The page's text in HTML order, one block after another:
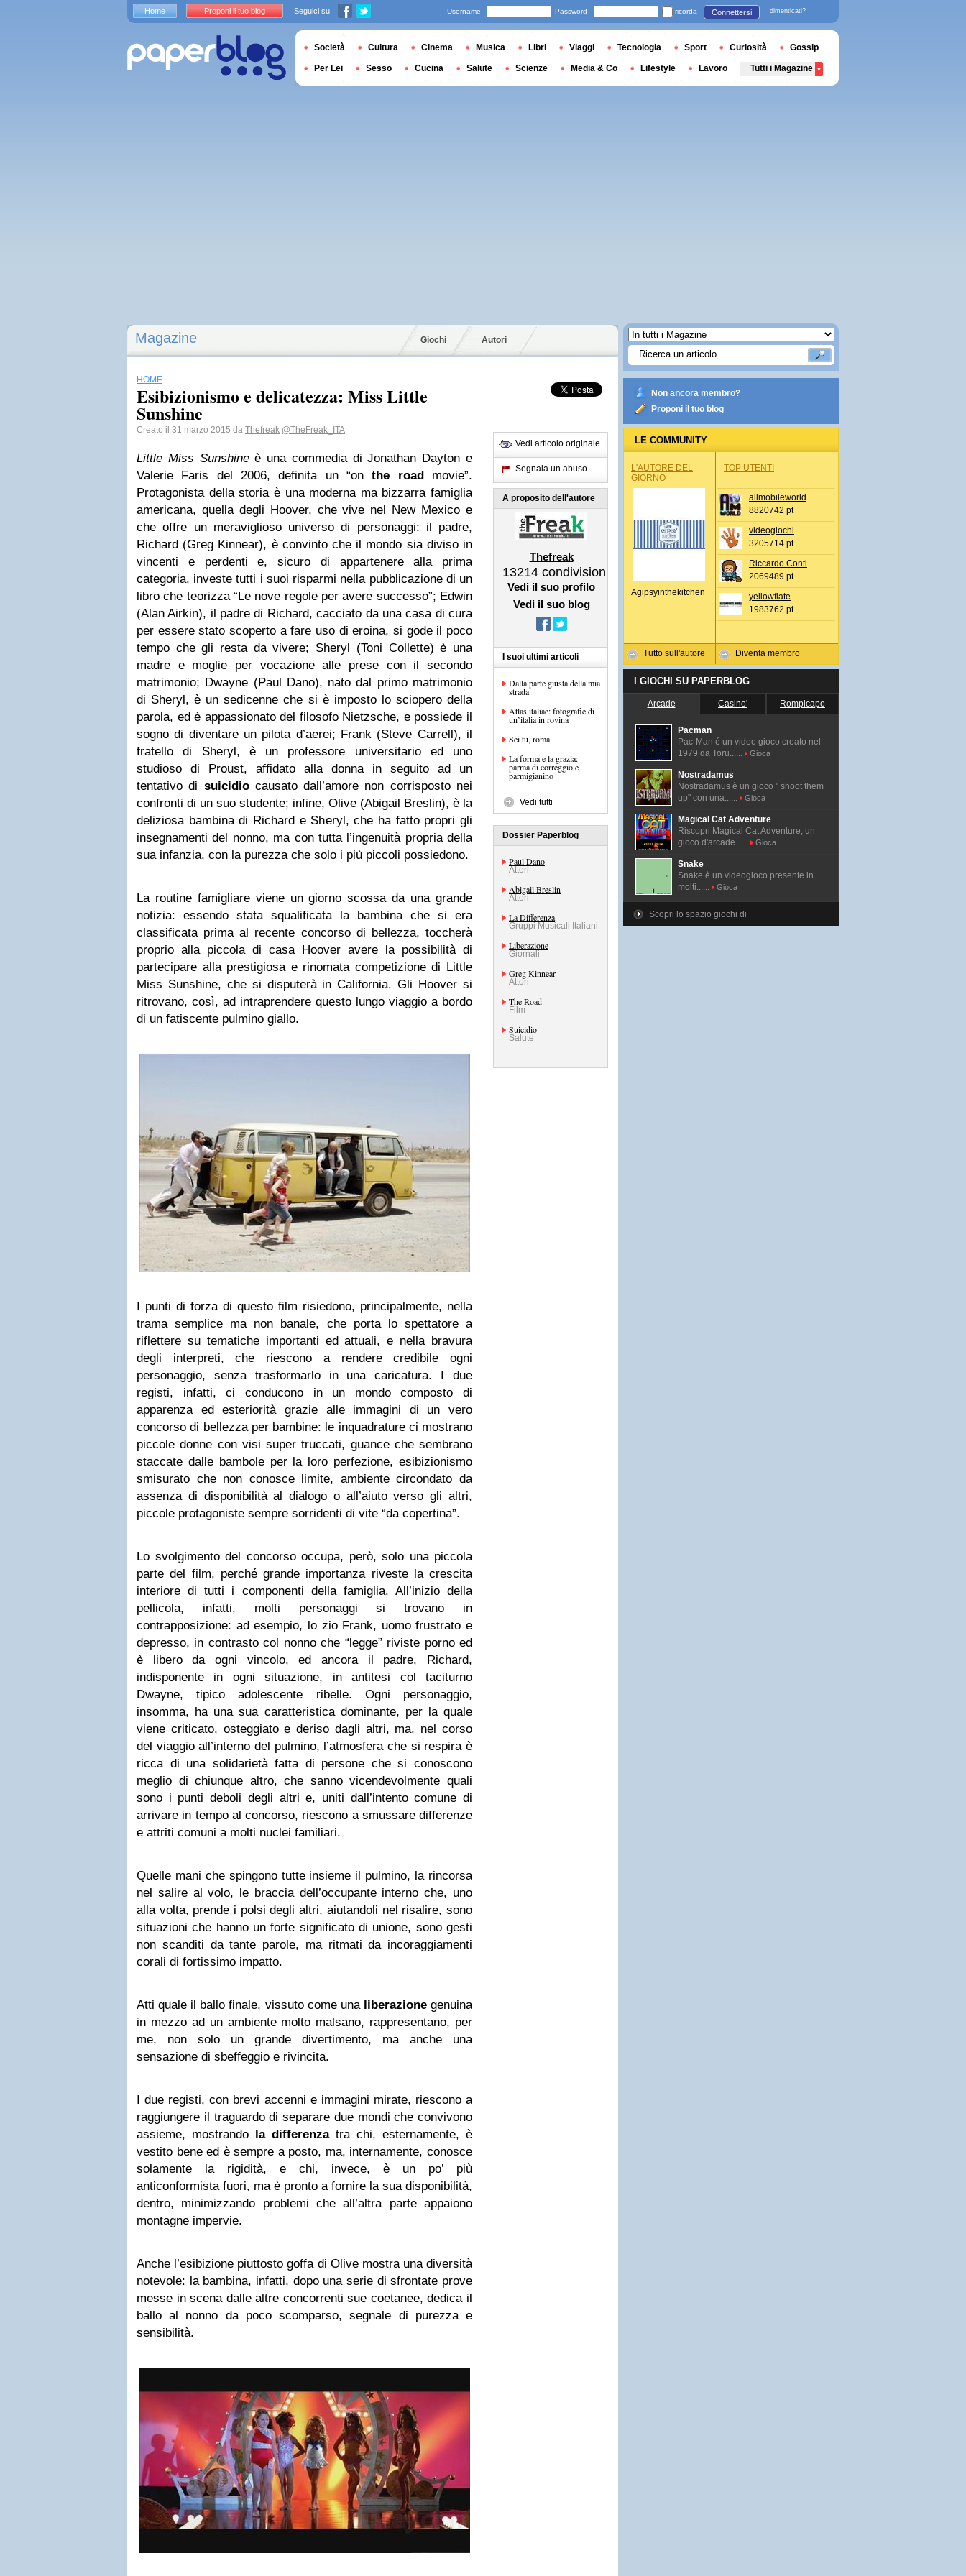
Magazine Giochi Autori
HOME
Esibizionismo e delicatezza: Miss Little
Sunshine
Creato il 31 marzo 2015 da Thefreak @TheFreak_ITA
Little Miss Sunshineè una commedia di Jonathan Dayton e
Valerie Faris del 2006, definita un “onthe roadmovie”.
Protagonista della storia è una moderna ma bizzarra famiglia
americana, quella degli Hoover, che vive nel New Mexico e
che offre un meraviglioso universo di personaggi: il padre,
Richard (Greg Kinnear), è convinto che il mondo sia diviso in
vincenti e perdenti e, sicuro di appartenere alla prima
categoria, investe tutti i suoi risparmi nella pubblicazione di un
libro che teorizza “Le nove regole per avere successo”; Edwin
(Alan Airkin), il padre di Richard, cacciato da una casa di cura
per essere stato scoperto a fare uso di eroina, si gode il poco
tempo che gli resta da vivere; Sheryl (Toni Collette) è una
madre e moglie per vocazione alle prese con il secondo
matrimonio; Dwayne (Paul Dano), nato dal primo matrimonio
di Sheryl, è un sedicenne che si è imposto lo sciopero della
parola, ed è appassionato del filosofo Nietzsche, e possiede il
sogno di diventare un pilota d’aerei; Frank (Steve Carrell), il
fratello di Sheryl, è un professore universitario ed uno
studioso di Proust, affidato alla donna in seguito ad un
tentativo di suicidiocausato dall’amore non corrisposto nei
confronti di un suo studente; infine, Olive (Abigail Breslin), è la
deliziosa bambina di Richard e Sheryl, che ha fatto propri gli
insegnamenti del nonno, ma con tutta l’ingenuità propria della
sua infanzia, con la purezza che solo i più piccoli possiedono.
La routine famigliare viene un giorno scossa da una grande
notizia: essendo stata squalificata la bambina che si era
classificata prima al recente concorso di bellezza, toccherà
proprio alla piccola di casa Hoover avere la possibilità di
partecipare alla prestigiosa e rinomata competizione di Little
Miss Sunshine, che si disputerà in California. Gli Hoover si
ritrovano, così, ad intraprendere questo lungo viaggio a bordo
di un fatiscente pulmino giallo.
I punti di forza di questo film risiedono, principalmente, nella
trama semplice ma non banale, che porta lo spettatore a
riflettere su tematiche importanti ed attuali, e nella bravura
degli interpreti, che riescono a rendere credibile ogni
personaggio, senza trasformarlo in una caricatura. I due
registi, infatti, ci conducono in un mondo composto di
apparenza ed esteriorità grazie alle immagini di un vero
concorso di bellezza per bambine: le inquadrature ci mostrano
piccole donne con visi super truccati, guance che sembrano
staccate dalle bambole per la loro perfezione, esibizionismo
smisurato che non conosce limite, ambiente circondato da
assenza di disponibilità al dialogo o all’aiuto verso gli altri,
piccole protagoniste sempre sorridenti di vite “da copertina”.
Lo svolgimento del concorso occupa, però, solo una piccola
parte del film, perché grande importanza riveste la crescita
interiore di tutti i componenti della famiglia. All’inizio della
pellicola, infatti, molti personaggi si trovano in
contrapposizione: ad esempio, lo zio Frank, uomo frustrato e
depresso, in contrasto col nonno che “legge” riviste porno ed
è libero da ogni vincolo, ed ancora il padre, Richard,
indisponente in ogni situazione, in antitesi col taciturno
Dwayne, tipico adolescente ribelle. Ogni personaggio,
insomma, ha una sua caratteristica dominante, per la quale
viene criticato, osteggiato e deriso dagli altri, ma, nel corso
del viaggio all’interno del pulmino, l’atmosfera che si respira è
ricca di una solidarietà fatta di persone che si conoscono
meglio di chiunque altro, che sanno vicendevolmente quali
sono i punti deboli degli altri e, uniti dall’intento comune di
arrivare in tempo al concorso, riescono a smussare differenze
e attriti comuni a molti nuclei familiari.
Quelle mani che spingono tutte insieme il pulmino, la rincorsa
nel salire al volo, le braccia dell’occupante interno che, uno
alla volta, prende i polsi degli altri, aiutandoli nel risalire, sono
situazioni che hanno un forte significato di unione, sono gesti
non scanditi da tante parole, ma ritmati da incoraggiamenti
corali di fortissimo impatto.
Atti quale il ballo finale, vissuto come una liberazionegenuina
in mezzo ad un ambiente molto malsano, rappresentano, per
me, non solo un grande divertimento, ma anche una
sensazione di sbeffeggio e rivincita.
I due registi, con brevi accenni e immagini mirate, riescono a
raggiungere il traguardo di separare due mondi che convivono
assieme, mostrando la differenzatra chi, esternamente, è
vestito bene ed è sempre a posto, ma, internamente, conosce
solamente la rigidità, e chi, invece, è un po’ più
anticonformista fuori, ma è pronto a fornire la sua disponibilità,
dentro, minimizzando problemi che all’altra parte appaiono
montagne impervie.
Anche l’esibizione piuttosto goffa di Olive mostra una diversità
notevole: la bambina, infatti, dopo una serie di sfrontate prove
messe in scena dalle altre concorrenti sue coetanee, dedica il
ballo al nonno da poco scomparso, segnale di purezza e
sensibilità.
Vedi articolo originale
Segnala un abuso
A proposito dell'autore
Thefreak
13214 condivisioni
Vedi il suo profilo
Vedi il suo blog
I suoi ultimi articoli
Dalla parte giusta della mia
strada
Atlas italiae: fotografie di
un’italia in rovina
Sei tu, roma
La forma e la grazia:
parma di correggio e
parmigianino
Vedi tutti
Dossier Paperblog
Paul Dano
Attori
Abigail Breslin
Attori
La Differenza
Gruppi Musicali Italiani
Liberazione
Giornali
Greg Kinnear
Attori
The Road
Film
Suicidio
Salute
Non ancora membro?
Proponi il tuo blog
LE COMMUNITY
L'AUTORE DEL
GIORNO
Agipsyinthekitchen
Tutto sull'autore
TOP UTENTI
allmobileworld
8820742 pt
videogiochi
3205714 pt
Riccardo Conti
2069489 pt
yellowflate
1983762 pt
Diventa membro
I GIOCHI SU PAPERBLOG
Arcade Casino' Rompicapo
Pacman
Pac-Man é un video gioco creato nel
1979 da Toru......
Gioca
Nostradamus
Nostradamus è un gioco " shoot them
up" con una......
Gioca
Magical Cat Adventure
Riscopri Magical Cat Adventure, un
gioco d'arcade......
Gioca
Snake
Snake è un videogioco presente in
molti......
Gioca
Scopri lo spazio giochi di
Home Proponi il tuo blog Seguici su Username Password ricorda Connettersi dimenticati?
Società Cultura Cinema Musica Libri Viaggi Tecnologia Sport Curiosità Gossip
Per Lei Sesso Cucina Salute Scienze Media & Co Lifestyle Lavoro Tutti i Magazine